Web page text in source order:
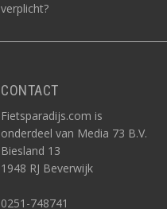
verplicht?
CONTACT
Fietsparadijs.com is
onderdeel van Media 73 B.V.
Biesland 13
1948 RJ Beverwijk
0251-748741